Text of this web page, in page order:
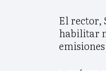
El rector,
habilitar